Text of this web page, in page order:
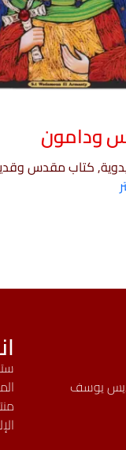
ودامون
كتاب مقدس
يوسف